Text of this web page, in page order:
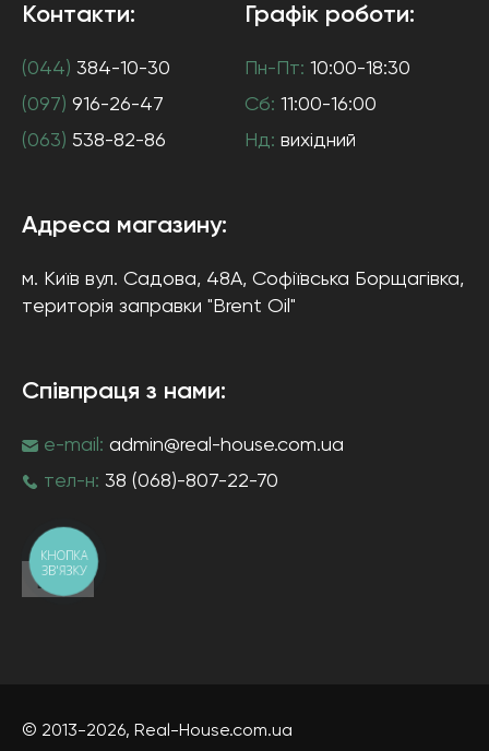
Контакти:
(044) 384-10-30
(097) 916-26-47
(063) 538-82-86
Графік роботи:
Пн-Пт: 10:00-18:30
Сб: 11:00-16:00
Нд: вихідний
Адреса магазину:
м. Київ вул. Садова, 48А, Софіївська Борщагівка,
територія заправки "Brent Oil"
Співпраця з нами:
e-mail: admin@real-house.com.ua
тел-н: 38 (068)-807-22-70
© 2013-2026, Real-House.com.ua
КНОПКА
ЗВ'ЯЗКУ